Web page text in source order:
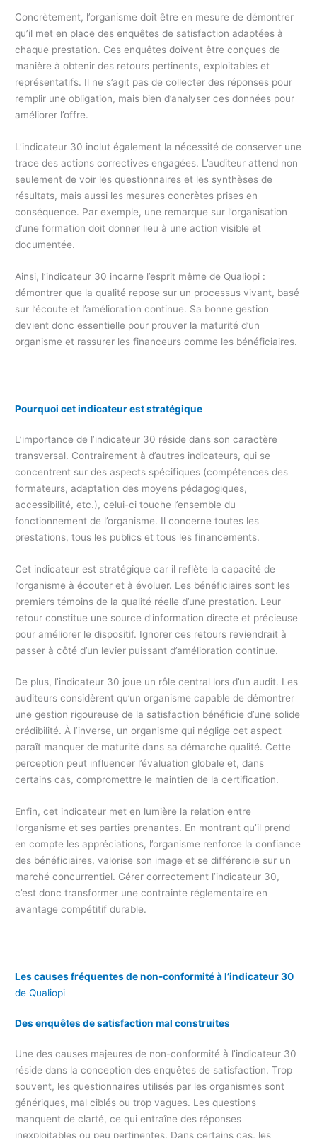
Concrètement, l’organisme doit être en mesure de démontrer
qu’il met en place des enquêtes de satisfaction adaptées à
chaque prestation. Ces enquêtes doivent être conçues de
manière à obtenir des retours pertinents, exploitables et
représentatifs. Il ne s’agit pas de collecter des réponses pour
remplir une obligation, mais bien d’analyser ces données pour
améliorer l’offre.
L’indicateur 30 inclut également la nécessité de conserver une
trace des actions correctives engagées. L’auditeur attend non
seulement de voir les questionnaires et les synthèses de
résultats, mais aussi les mesures concrètes prises en
conséquence. Par exemple, une remarque sur l’organisation
d’une formation doit donner lieu à une action visible et
documentée.
Ainsi, l’indicateur 30 incarne l’esprit même de Qualiopi :
démontrer que la qualité repose sur un processus vivant, basé
sur l’écoute et l’amélioration continue. Sa bonne gestion
devient donc essentielle pour prouver la maturité d’un
organisme et rassurer les financeurs comme les bénéficiaires.
Pourquoi cet indicateur est stratégique
L’importance de l’indicateur 30 réside dans son caractère
transversal. Contrairement à d’autres indicateurs, qui se
concentrent sur des aspects spécifiques (compétences des
formateurs, adaptation des moyens pédagogiques,
accessibilité, etc.), celui-ci touche l’ensemble du
fonctionnement de l’organisme. Il concerne toutes les
prestations, tous les publics et tous les financements.
Cet indicateur est stratégique car il reflète la capacité de
l’organisme à écouter et à évoluer. Les bénéficiaires sont les
premiers témoins de la qualité réelle d’une prestation. Leur
retour constitue une source d’information directe et précieuse
pour améliorer le dispositif. Ignorer ces retours reviendrait à
passer à côté d’un levier puissant d’amélioration continue.
De plus, l’indicateur 30 joue un rôle central lors d’un audit. Les
auditeurs considèrent qu’un organisme capable de démontrer
une gestion rigoureuse de la satisfaction bénéficie d’une solide
crédibilité. À l’inverse, un organisme qui néglige cet aspect
paraît manquer de maturité dans sa démarche qualité. Cette
perception peut influencer l’évaluation globale et, dans
certains cas, compromettre le maintien de la certification.
Enfin, cet indicateur met en lumière la relation entre
l’organisme et ses parties prenantes. En montrant qu’il prend
en compte les appréciations, l’organisme renforce la confiance
des bénéficiaires, valorise son image et se différencie sur un
marché concurrentiel. Gérer correctement l’indicateur 30,
c’est donc transformer une contrainte réglementaire en
avantage compétitif durable.
Les causes fréquentes de non-conformité à l’indicateur 30
de Qualiopi
Des enquêtes de satisfaction mal construites
Une des causes majeures de non-conformité à l’indicateur 30
réside dans la conception des enquêtes de satisfaction. Trop
souvent, les questionnaires utilisés par les organismes sont
génériques, mal ciblés ou trop vagues. Les questions
manquent de clarté, ce qui entraîne des réponses
inexploitables ou peu pertinentes. Dans certains cas, les